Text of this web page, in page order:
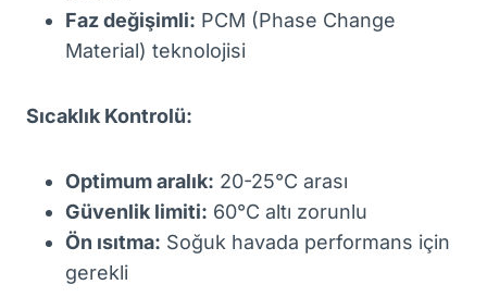
Faz değişimli: PCM (Phase Change
Material) teknolojisi
Sıcaklık Kontrolü:
Optimum aralık: 20-25°C arası
Güvenlik limiti: 60°C altı zorunlu
Ön ısıtma: Soğuk havada performans için
gerekli